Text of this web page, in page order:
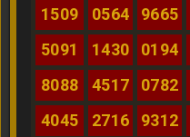
1509
0564 9665
5091
1430 0194
8088
4517 0782
4045
2716 9312